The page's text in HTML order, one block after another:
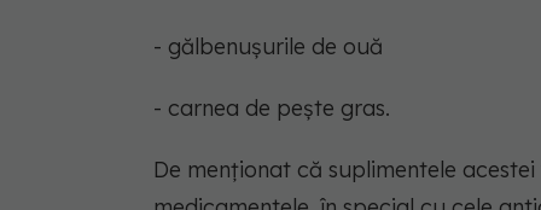
- gălbenușurile de ouă
- carnea de pește gras.
De menționat că suplimentele